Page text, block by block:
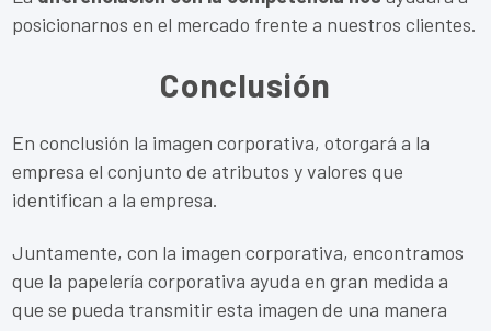
posicionarnos en el mercado frente a nuestros clientes.
Conclusión
En conclusión la imagen corporativa, otorgará a la
empresa el conjunto de atributos y valores que
identifican a la empresa.
Juntamente, con la imagen corporativa, encontramos
que la papelería corporativa ayuda en gran medida a
que se pueda transmitir esta imagen de una manera